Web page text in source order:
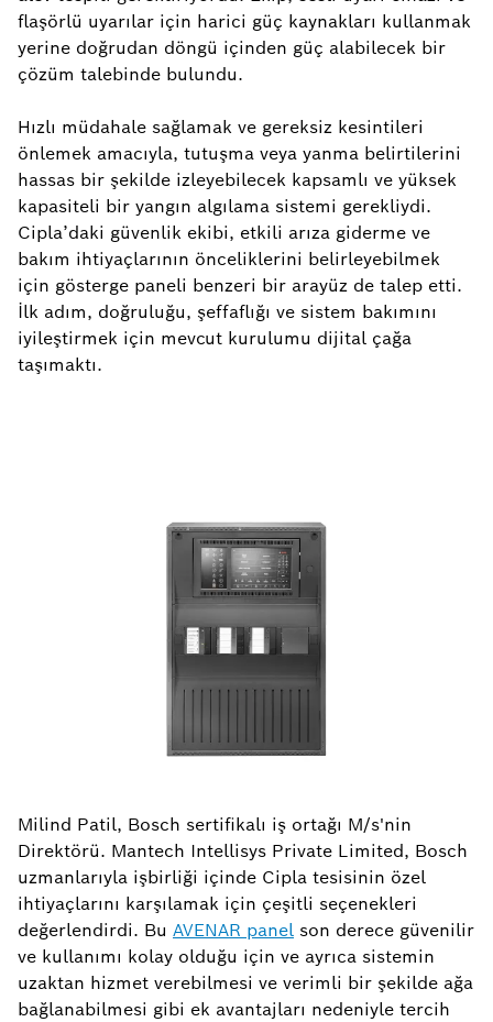
flaşörlü uyarılar için harici güç kaynakları kullanmak
yerine doğrudan döngü içinden güç alabilecek bir
çözüm talebinde bulundu.
Hızlı müdahale sağlamak ve gereksiz kesintileri
önlemek amacıyla, tutuşma veya yanma belirtilerini
hassas bir şekilde izleyebilecek kapsamlı ve yüksek
kapasiteli bir yangın algılama sistemi gerekliydi.
Cipla’daki güvenlik ekibi, etkili arıza giderme ve
bakım ihtiyaçlarının önceliklerini belirleyebilmek
için gösterge paneli benzeri bir arayüz de talep etti.
İlk adım, doğruluğu, şeffaflığı ve sistem bakımını
iyileştirmek için mevcut kurulumu dijital çağa
taşımaktı.
Milind Patil, Bosch sertifikalı iş ortağı M/s'nin
Direktörü. Mantech Intellisys Private Limited, Bosch
uzmanlarıyla işbirliği içinde Cipla tesisinin özel
ihtiyaçlarını karşılamak için çeşitli seçenekleri
değerlendirdi. Bu AVENAR panel son derece güvenilir
ve kullanımı kolay olduğu için ve ayrıca sistemin
uzaktan hizmet verebilmesi ve verimli bir şekilde ağa
bağlanabilmesi gibi ek avantajları nedeniyle tercih